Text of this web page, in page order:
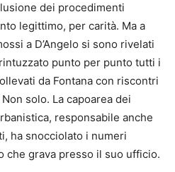
dei procedimenti
legittimo, per carità. Ma a
a D’Angelo si sono rivelati
punto per punto tutti i
da Fontana con riscontri
solo. La capoarea dei
responsabile anche
ha snocciolato i numeri
che grava presso il suo ufficio.